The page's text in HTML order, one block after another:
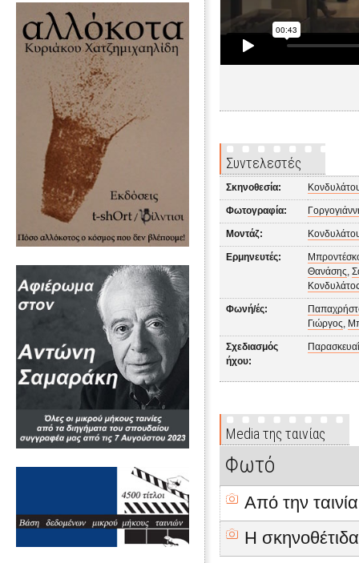
Συντελεστές
Σκηνοθεσία:
Φωτογραφία:
Μοντάζ:
Ερμηνευτές:
Θανάσης,
Φωνή/ές:
Γιώργος,
Σχεδιασμός
ήχου:
Media της ταινίας
Φωτό
Από την ταινία
Η σκηνοθέτιδα